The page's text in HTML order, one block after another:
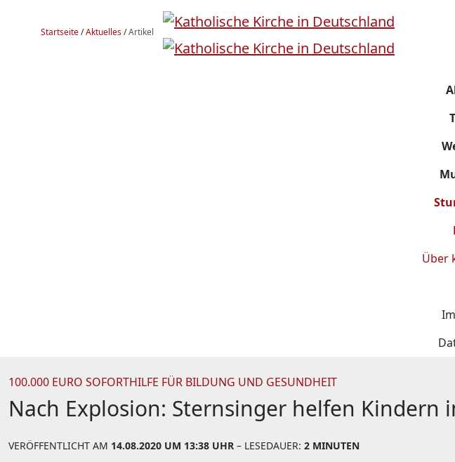
Startseite/Aktuelles/Artikel
Über
100.000 EURO SOFORTHILFE FÜR BILDUNG UND GESUNDHEIT
Nach Explosion: Sternsinger helfen Kindern
VERÖFFENTLICHT AM 14.08.2020 UM 13:38 UHR – LESEDAUER: 2 MINUTEN